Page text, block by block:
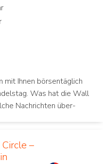
mit Ihnen börsentäglich
Was hat die Wall
Nachrichten über-
–